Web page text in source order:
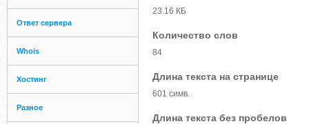
Ответ сервера
Whois
Хостинг
Разное
23.16 КБ
Количество слов
84
Длина текста на странице
601 симв.
Длина текста без пробелов